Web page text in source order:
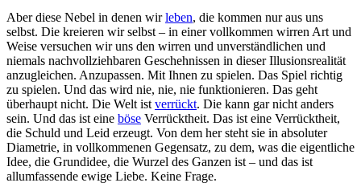
Aber diese Nebel in denen wirleben, die kommen nur aus uns
selbst. Die kreieren wir selbst – in einer vollkommen wirren Art und
Weise versuchen wir uns den wirren und unverständlichen und
niemals nachvollziehbaren Geschehnissen in dieser Illusionsrealität
anzugleichen. Anzupassen. Mit Ihnen zu spielen. Das Spiel richtig
zu spielen. Und das wird nie, nie, nie funktionieren. Das geht
überhaupt nicht. Die Welt ist verrückt. Die kann gar nicht anders
sein. Und das ist eine böse Verrücktheit. Das ist eine Verrücktheit,
die Schuld und Leid erzeugt. Von dem her steht sie in absoluter
Diametrie, in vollkommenen Gegensatz, zu dem, was die eigentliche
Idee, die Grundidee, die Wurzel des Ganzen ist – und das ist
allumfassende ewige Liebe. Keine Frage.